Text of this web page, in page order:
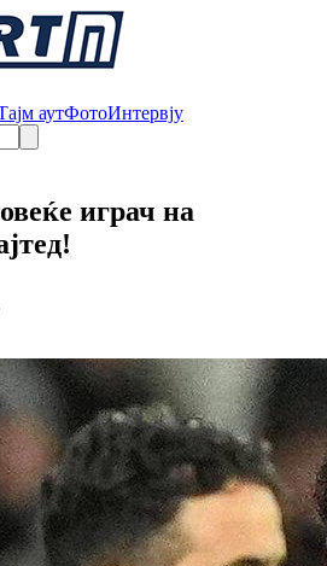
аутФотоИнтервју
играч на